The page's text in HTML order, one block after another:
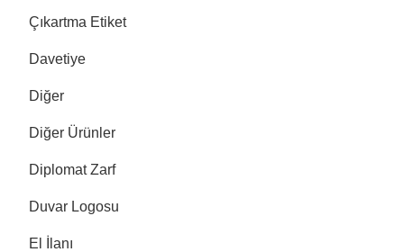
Çıkartma Etiket
Davetiye
Diğer
Diğer Ürünler
Diplomat Zarf
Duvar Logosu
El İlanı